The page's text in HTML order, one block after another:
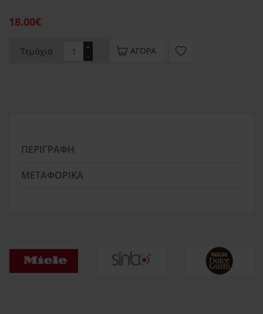
18.00€
Τεμάχια -
+ ΑΓΟΡΆ
ΠΕΡΙΓΡΑΦΉ
ΜΕΤΑΦΟΡΙΚΆ